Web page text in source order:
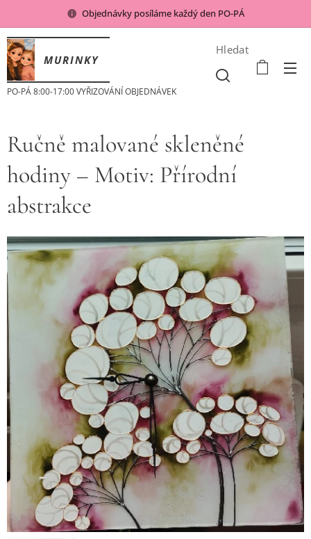
Objednávky posíláme každý den PO-PÁ
MURINKY
PO-PÁ 8:00-17:00 VYŘIZOVÁNÍ OBJEDNÁVEK
Hledat
Ručně malované skleněné
hodiny – Motiv: Přírodní
abstrakce